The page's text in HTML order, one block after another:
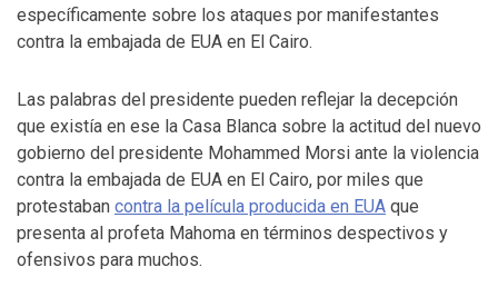
específicamente sobre los ataques por manifestantes
contra la embajada de EUA en El Cairo.
Las palabras del presidente pueden reflejar la decepción
que existía en ese la Casa Blanca sobre la actitud del nuevo
gobierno del presidente Mohammed Morsi ante la violencia
contra la embajada de EUA en El Cairo, por miles que
protestaban contra la película producida en EUA que
presenta al profeta Mahoma en términos despectivos y
ofensivos para muchos.